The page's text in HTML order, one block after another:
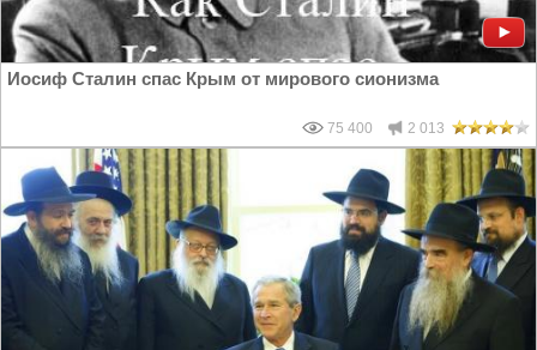
Иосиф Сталин спас Крым от мирового сионизма
75 400 2 013